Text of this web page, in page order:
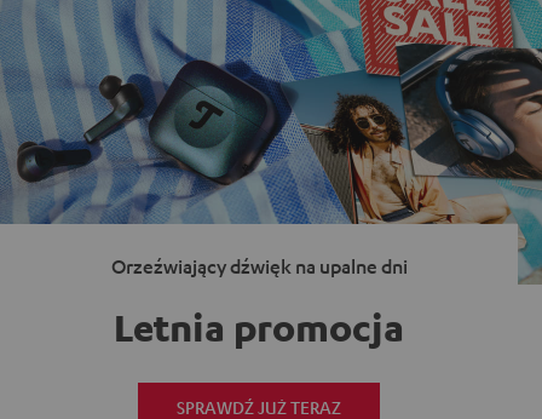
Orzeźwiający dźwięk na upalne dni
Letnia promocja
SPRAWDŹ JUŻ TERAZ